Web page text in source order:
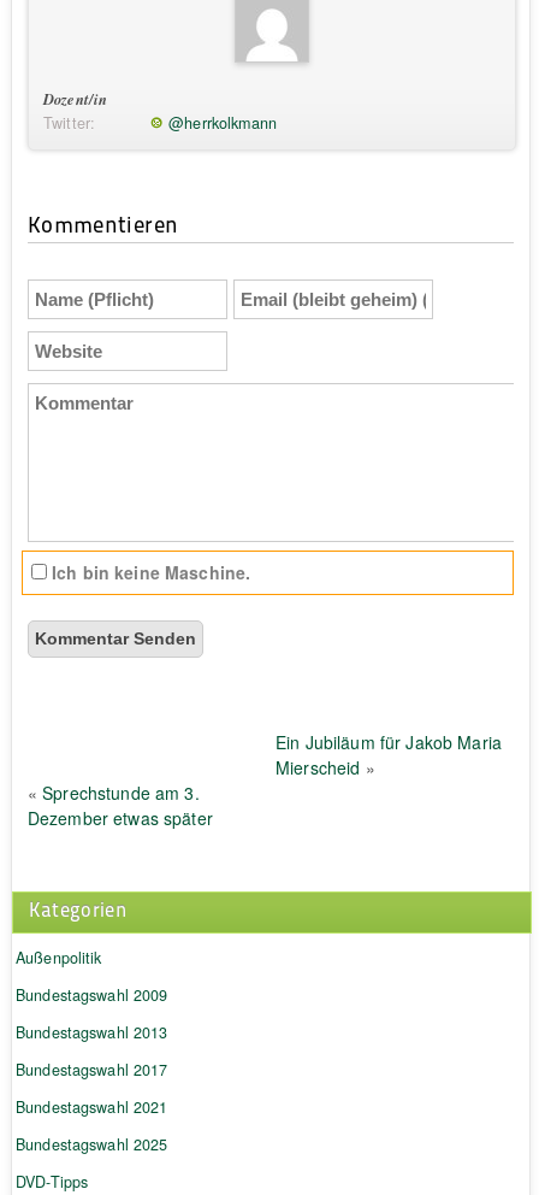
Dozent/in
Twitter:
@herrkolkmann
Kommentieren
Name
(Pflicht)
Email
(bleibt
Website
Kommentar
Ich bin keine Maschine.
Ein Jubiläum für Jakob Maria
Mierscheid »
«Sprechstunde am 3.
Dezember etwas später
Kategorien
Außenpolitik
Bundestagswahl 2009
Bundestagswahl 2013
Bundestagswahl 2017
Bundestagswahl 2021
Bundestagswahl 2025
DVD-Tipps